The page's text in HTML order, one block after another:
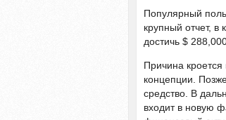
Популярный
крупный отчет, в
достичь $
Причина кроется
концепции.
средство. В
входит в новую